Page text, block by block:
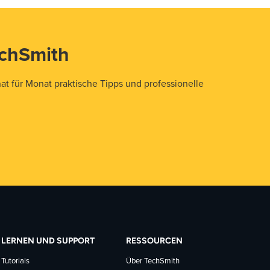
für Monat praktische Tipps und professionelle
LERNEN UND SUPPORT
Tutorials
RESSOURCEN
Über TechSmith